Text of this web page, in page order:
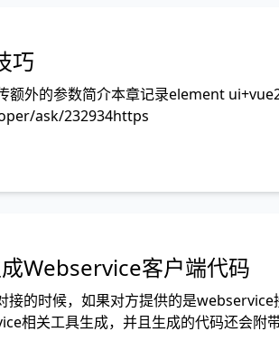
巧
外的参数简介本章记录element
ask/232934https
Webservice客户端代码
接的时候，如果对方提供的是
相关工具生成，并且生成的代码还会附